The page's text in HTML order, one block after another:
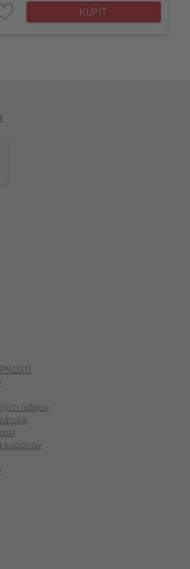
KÚPIŤ
údajov
kupónov